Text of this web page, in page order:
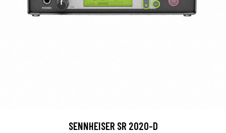
SENNHEISER SR 2020-D